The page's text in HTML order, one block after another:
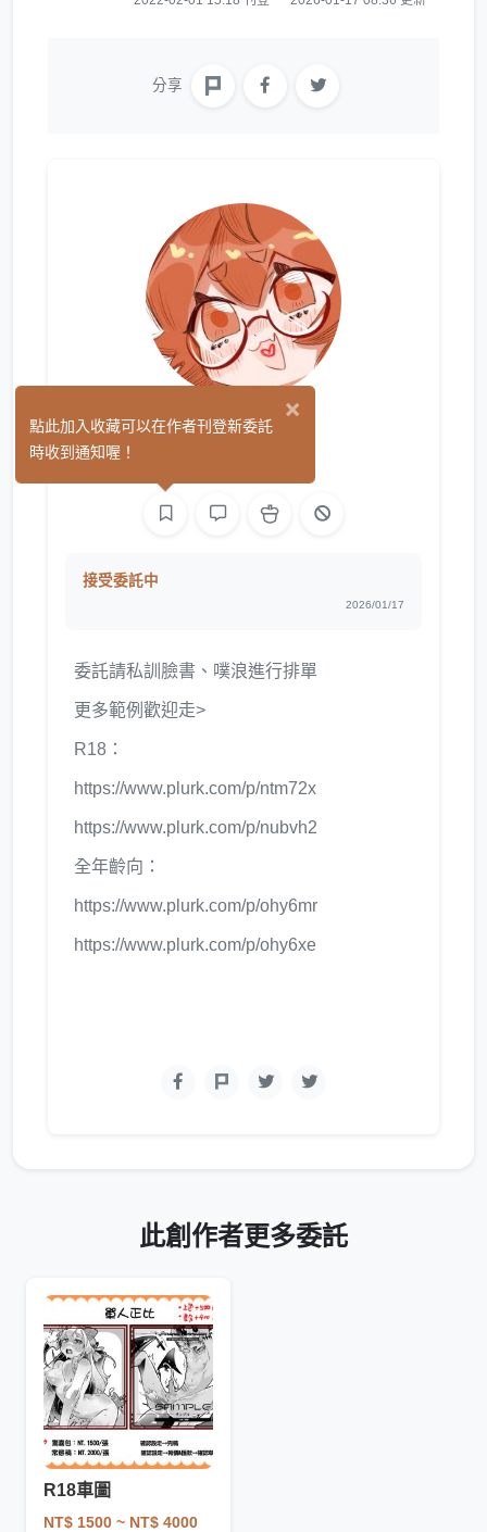
分享
樂月 (2)
接受委託中
2026/01/17
委託請私訓臉書、噗浪進行排單
更多範例歡迎走>
R18：
https://www.plurk.com/p/ntm72x
https://www.plurk.com/p/nubvh2
全年齡向：
https://www.plurk.com/p/ohy6mr
https://www.plurk.com/p/ohy6xe
此創作者更多委託
R18車圖
NT$ 1500 ~ NT$ 4000
×
點此加入收藏可以在作者刊登新委託
時收到通知喔！